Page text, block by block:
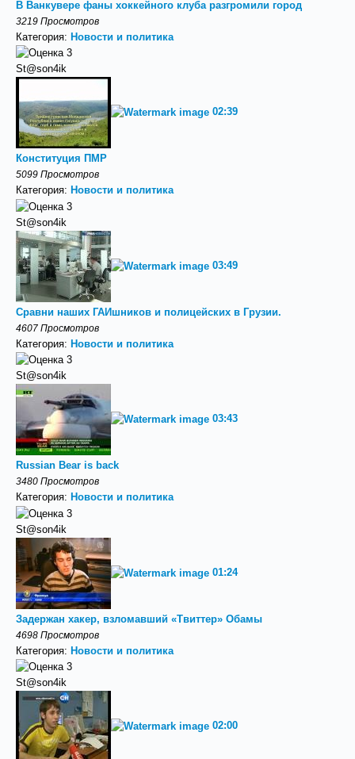
В Ванкувере фаны хоккейного клуба разгромили город
3219 Просмотров
Категория: Новости и политика
St@son4ik
02:39
Конституция ПМР
5099 Просмотров
Категория: Новости и политика
St@son4ik
03:49
Сравни наших ГАИшников и полицейских в Грузии.
4607 Просмотров
Категория: Новости и политика
St@son4ik
03:43
Russian Bear is back
3480 Просмотров
Категория: Новости и политика
St@son4ik
01:24
Задержан хакер, взломавший «Твиттер» Обамы
4698 Просмотров
Категория: Новости и политика
St@son4ik
02:00